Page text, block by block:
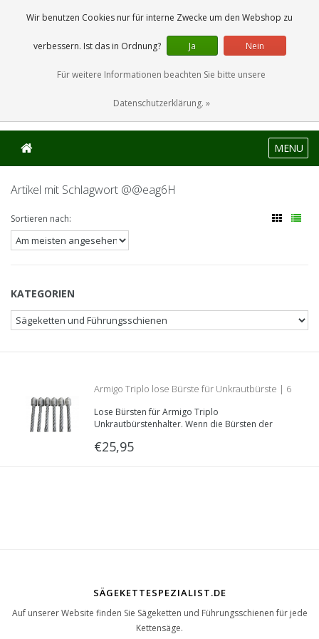
0 Artikel
MENU
Artikel mit Schlagwort @@eag6H
Sortieren nach:
KATEGORIEN
Armigo Triplo lose Bürste für Unkrautbürste | 6
Stücke
Lose Bürsten für Armigo Triplo
Unkrautbürstenhalter. Wenn die Bürsten der
können Sie diese damit ersetzen. Verpackt pro 6
€25,95
SÄGEKETTESPEZIALIST.DE
Auf unserer Website finden Sie Sägeketten und Führungsschienen für jede
Kettensäge.
Wir benutzen Cookies nur für interne Zwecke um den Webshop zu
verbessern. Ist das in Ordnung? Ja Nein
Für weitere Informationen beachten Sie bitte unsere
Datenschutzerklärung. »